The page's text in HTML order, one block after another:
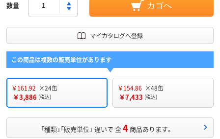
数量 カゴへ
マイカタログへ登録
この商品は複数の販売単位があります
￥161.92 ×24缶
￥3,886 (税込)
￥154.86 ×48缶
￥7,433 (税込)
「種類」「販売単位」 違いで 全4 商品あります。